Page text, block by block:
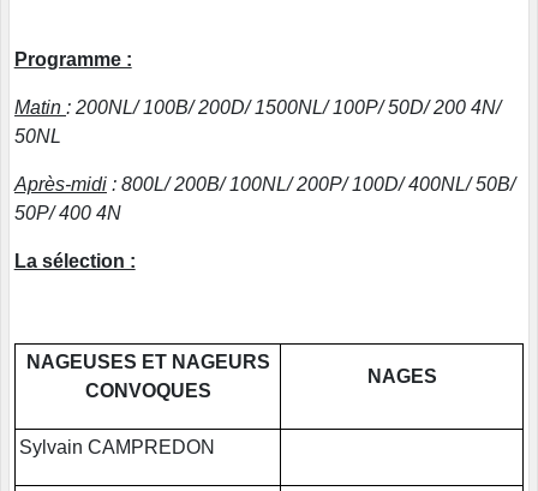
Programme :
Matin : 200NL/ 100B/ 200D/ 1500NL/ 100P/ 50D/ 200 4N/
50NL
Après-midi : 800L/ 200B/ 100NL/ 200P/ 100D/ 400NL/ 50B/
50P/ 400 4N
La sélection :
NAGEUSES ET NAGEURS
CONVOQUES
NAGES
Sylvain CAMPREDON